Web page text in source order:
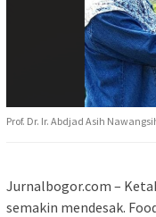
Prof. Dr. Ir. Abdjad Asih
Jurnalbogor.com –
semakin mendesak.